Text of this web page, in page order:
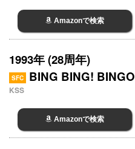
Amazonで検索
1993年 (28周年)
SFC BING BING! BINGO
KSS
Amazonで検索